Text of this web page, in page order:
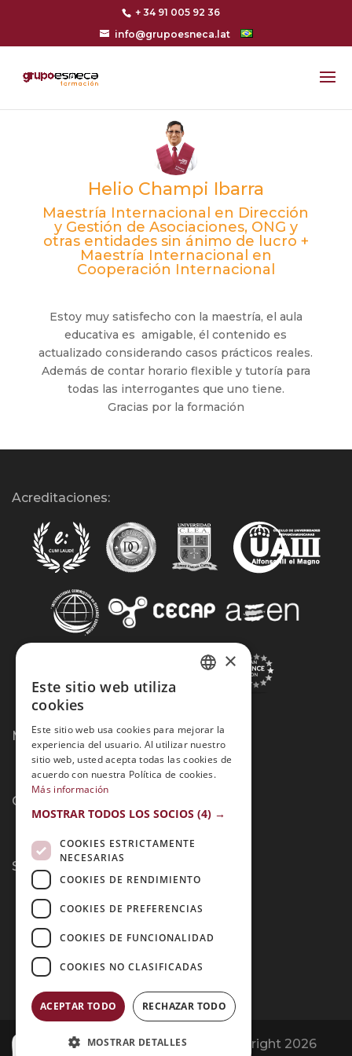
+ 34 91 005 92 36
info@grupoesneca.lat
Helio Champi Ibarra
Maestría Internacional en Dirección
y Gestión de Asociaciones, ONG y
otras entidades sin ánimo de lucro +
Maestría Internacional en
Cooperación Internacional
Estoy muy satisfecho con la maestría, el aula
educativa es amigable, él contenido es
actualizado considerando casos prácticos reales.
Además de contar horario flexible y tutoría para
todas las interrogantes que uno tiene.
Gracias por la formación
Acreditaciones:
Métodos de Pago:
Contacto:
Síguenos:
Opiniones Grupo Esneca | Copyright 2026
×
Este sitio web utiliza
cookies
Este sitio web usa cookies para mejorar la
experiencia del usuario. Al utilizar nuestro
sitio web, usted acepta todas las cookies de
acuerdo con nuestra Política de cookies.
Más información
MOSTRAR TODOS LOS SOCIOS (4) →
COOKIES ESTRICTAMENTE
NECESARIAS
COOKIES DE RENDIMIENTO
COOKIES DE PREFERENCIAS
COOKIES DE FUNCIONALIDAD
COOKIES NO CLASIFICADAS
ACEPTAR TODO RECHAZAR TODO
MOSTRAR DETALLES